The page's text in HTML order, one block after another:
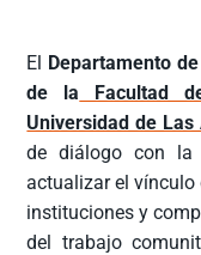
El Departamento
de la Facultad
Universidad de Las
de diálogo con la
actualizar el
instituciones y
del trabajo